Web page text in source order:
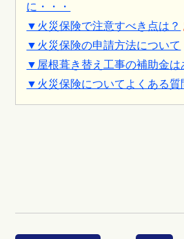
に・・・
▼火災保険で注意すべき点は？
▼火災保険の申請方法について
▼屋根葺き替え工事の補助金は
▼火災保険についてよくある質